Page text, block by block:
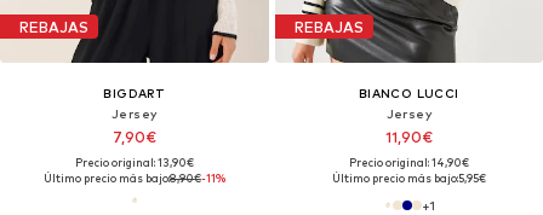
REBAJAS
BIGDART
Jersey
7,90€
Precio original: 13,90€
Último precio más bajo:8,90€-11%
REBAJAS
BIANCO LUCCI
Jersey
11,90€
Precio original: 14,90€
Último precio más bajo:5,95€
+1